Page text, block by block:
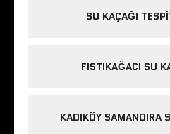
SU KAÇAĞI
FISTIKAĞACI SU
KADIKÖY SAMANDIRA